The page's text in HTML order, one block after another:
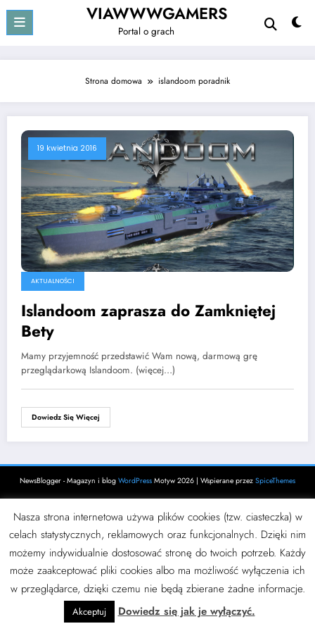
treści
VIAWWWGAMERS
Portal o grach
Strona domowa islandoom poradnik
19 kwietnia 2016
AKTUALNOŚCI
Islandoom zaprasza do Zamkniętej
Bety
Mamy przyjemność przedstawić Wam nową, darmową grę
przeglądarkową Islandoom. (więcej…)
Dowiedz Się Więcej
NewsBlogger - Magazyn i blog WordPress Motyw 2026 | Wspierane przez SpiceThemes
Nasza strona internetowa używa plików cookies (tzw. ciasteczka) w
celach statystycznych, reklamowych oraz funkcjonalnych. Dzięki nim
możemy indywidualnie dostosować stronę do twoich potrzeb. Każdy
może zaakceptować pliki cookies albo ma możliwość wyłączenia ich
w przeglądarce, dzięki czemu nie będą zbierane żadne informacje.
Akceptuj Dowiedz się jak je wyłączyć.